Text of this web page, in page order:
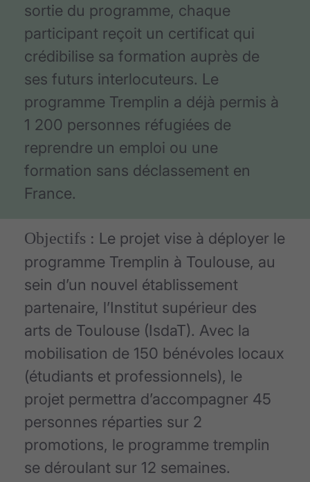
sortie du programme, chaque
participant reçoit un certificat qui
crédibilise sa formation auprès de
ses futurs interlocuteurs. Le
programme Tremplin a déjà permis à
1 200 personnes réfugiées de
reprendre un emploi ou une
formation sans déclassement en
France.
Objectifs : Le projet vise à déployer le
programme Tremplin à Toulouse, au
sein d’un nouvel établissement
partenaire, l’Institut supérieur des
arts de Toulouse (IsdaT). Avec la
mobilisation de 150 bénévoles locaux
(étudiants et professionnels), le
projet permettra d’accompagner 45
personnes réparties sur 2
promotions, le programme tremplin
se déroulant sur 12 semaines.